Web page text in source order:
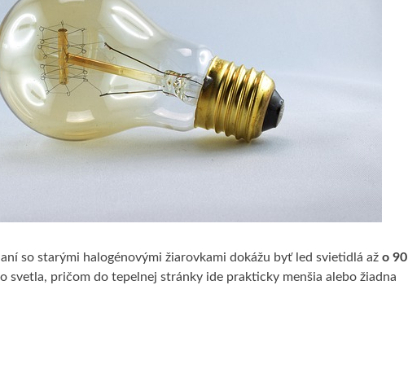
so starými halogénovými žiarovkami dokážu byť led svietidlá až o 90
svetla, pričom do tepelnej stránky ide prakticky menšia alebo žiadna